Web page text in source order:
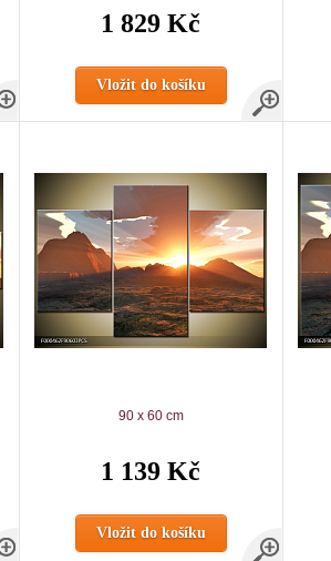
1 829 Kč
Vložit do košíku
90 x 60 cm
1 139 Kč
Vložit do košíku